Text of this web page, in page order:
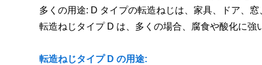
多くの用途: D タイプの転造ねじは、家具、ドア、
転造ねじタイプ D は、多くの場合、腐食や酸化に
転造ねじタイプ D の用途: